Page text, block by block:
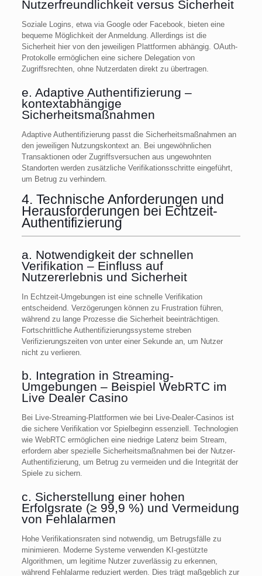
Nutzerfreundlichkeit versus Sicherheit
Soziale Logins, etwa via Google oder Facebook, bieten eine
bequeme Möglichkeit der Anmeldung. Allerdings ist die
Sicherheit hier von den jeweiligen Plattformen abhängig. OAuth-
Protokolle ermöglichen eine sichere Delegation von
Zugriffsrechten, ohne Nutzerdaten direkt zu übertragen.
e. Adaptive Authentifizierung –
kontextabhängige
Sicherheitsmaßnahmen
Adaptive Authentifizierung passt die Sicherheitsmaßnahmen an
den jeweiligen Nutzungskontext an. Bei ungewöhnlichen
Transaktionen oder Zugriffsversuchen aus ungewohnten
Standorten werden zusätzliche Verifikationsschritte eingeführt,
um Betrug zu verhindern.
4. Technische Anforderungen und
Herausforderungen bei Echtzeit-
Authentifizierung
a. Notwendigkeit der schnellen
Verifikation – Einfluss auf
Nutzererlebnis und Sicherheit
In Echtzeit-Umgebungen ist eine schnelle Verifikation
entscheidend. Verzögerungen können zu Frustration führen,
während zu lange Prozesse die Sicherheit beeinträchtigen.
Fortschrittliche Authentifizierungssysteme streben
Verifizierungszeiten von unter einer Sekunde an, um Nutzer
nicht zu verlieren.
b. Integration in Streaming-
Umgebungen – Beispiel WebRTC im
Live Dealer Casino
Bei Live-Streaming-Plattformen wie bei Live-Dealer-Casinos ist
die sichere Verifikation vor Spielbeginn essenziell. Technologien
wie WebRTC ermöglichen eine niedrige Latenz beim Stream,
erfordern aber spezielle Sicherheitsmaßnahmen bei der Nutzer-
Authentifizierung, um Betrug zu vermeiden und die Integrität der
Spiele zu sichern.
c. Sicherstellung einer hohen
Erfolgsrate (≥ 99,9 %) und Vermeidung
von Fehlalarmen
Hohe Verifikationsraten sind notwendig, um Betrugsfälle zu
minimieren. Moderne Systeme verwenden KI-gestützte
Algorithmen, um legitime Nutzer zuverlässig zu erkennen,
während Fehlalarme reduziert werden. Dies trägt maßgeblich zur